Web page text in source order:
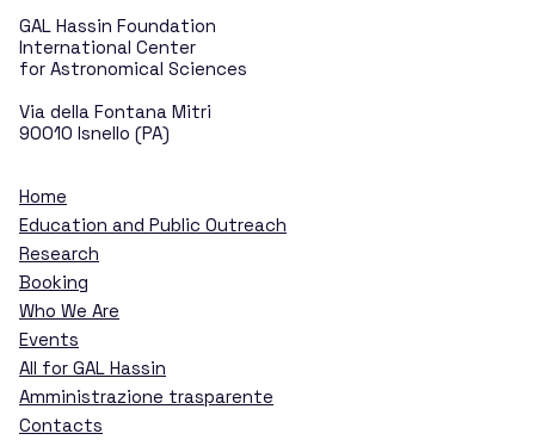
Asteroids and Comets
Telescopes
Who We Are
GAL Hassin Foundation
International Center
for Astronomical Sciences
Via della Fontana Mitri
90010 Isnello (PA)
Home
Education and Public Outreach
Research
Booking
Who We Are
Events
All for GAL Hassin
Amministrazione trasparente
Contacts